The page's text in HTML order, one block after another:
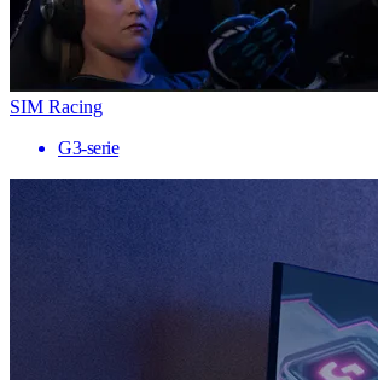
SIM Racing
G3-serie